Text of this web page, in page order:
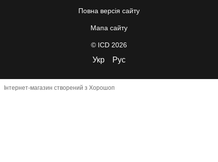
Повна версія сайту
Мапа сайту
© ICD 2026
Укр Рус
Інтернет-магазин створений з Хорошоп